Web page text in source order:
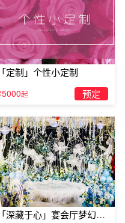
与国家电网毗邻，交通十
，配套设施一应俱全。宾
适
全部内容分享了，希望大
上心爱的她来一次浪漫的
「定制」个性小定制
起 预定
「深藏于心」宴会厅梦幻主